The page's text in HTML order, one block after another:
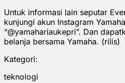
Untuk informasi lain seputar
kunjungi akun Instagram
“@yamahariaukepri”. Dan
belanja bersama Yamaha. (rilis)
Kategori:
teknologi